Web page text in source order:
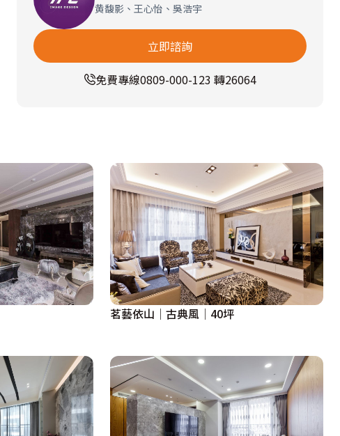
黄馥影、王心怡、吳浩宇
立即諮詢
免費專線0809-000-123 轉26064
茗藝依山│古典風│40坪